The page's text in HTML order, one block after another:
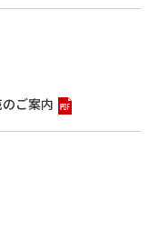
ご案内